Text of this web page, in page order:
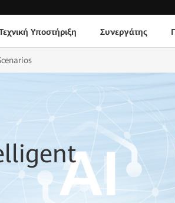
Υποστήριξη Συνεργάτης